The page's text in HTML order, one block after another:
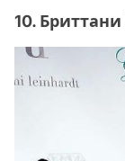
10.